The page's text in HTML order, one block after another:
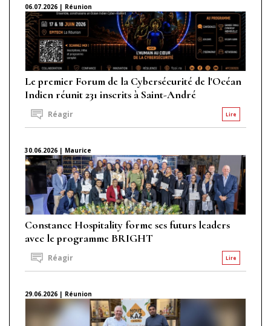
06.07.2026 | Réunion
Le premier Forum de la Cybersécurité de l'Océan
Indien réunit 231 inscrits à Saint-André
Lire
Réagir
30.06.2026 | Maurice
Constance Hospitality forme ses futurs leaders
avec le programme BRIGHT
Lire
Réagir
29.06.2026 | Réunion